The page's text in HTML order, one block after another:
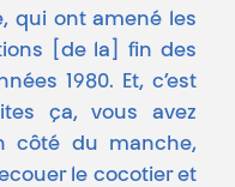
qui ont amené les
[de la] fin des
1980. Et, c’est
ça, vous avez
côté du manche,
le cocotier et